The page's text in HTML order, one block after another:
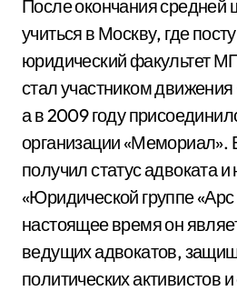
После окончания средней
учиться в Москву, где
юридический факультет
стал участником
а в 2009 году
организации «Мемориал».
получил статус адвоката и
«Юридической группе
настоящее время он
ведущих адвокатов,
политических активистов